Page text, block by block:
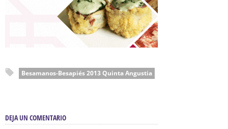
Besamanos-Besapiés 2013 Quinta Angustia
DEJA UN COMENTARIO